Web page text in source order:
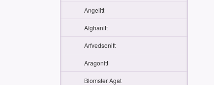
Angelitt
Afghanitt
Arfvedsonitt
Aragonitt
Blomster Agat